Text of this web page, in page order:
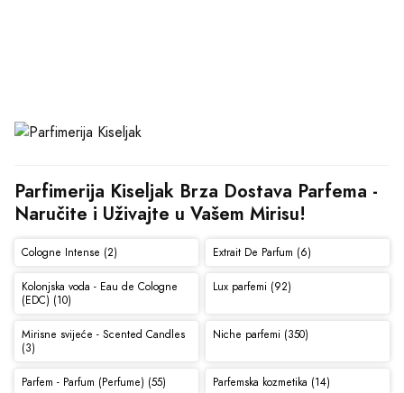
Parfimerija Kiseljak Brza Dostava Parfema -
Naručite i Uživajte u Vašem Mirisu!
Cologne Intense (2) Extrait De Parfum (6)
Kolonjska voda - Eau de Cologne
(EDC) (10)
Lux parfemi (92)
Mirisne svijeće - Scented Candles
(3)
Niche parfemi (350)
Parfem - Parfum (Perfume) (55) Parfemska kozmetika (14)